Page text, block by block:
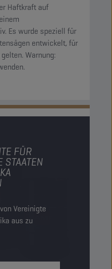
FÜR
STAATEN
Vereinigte
aus zu
Haftkraft auf
Es wurde speziell für
entwickelt, für
Warnung: